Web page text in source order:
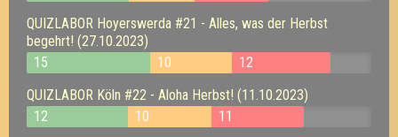
QUIZLABOR Hoyerswerda #21 - Alles, was der Herbst
begehrt! (27.10.2023)
15
10
12
QUIZLABOR Köln #22 - Aloha Herbst! (11.10.2023)
12
10
11